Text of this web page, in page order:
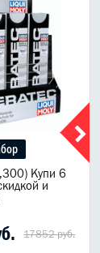
Купи 6
и
17852 руб.